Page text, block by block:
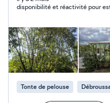
disponibilité et réactivité pour
Tonte de pelouse